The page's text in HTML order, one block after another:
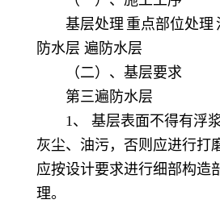
基层处理 重点部位处理
防水层 遍防水层
（二）、基层要求
第三遍防水层
1、 基层表面不得有浮
灰尘、油污，否则应进行打
应按设计要求进行细部构造
理。